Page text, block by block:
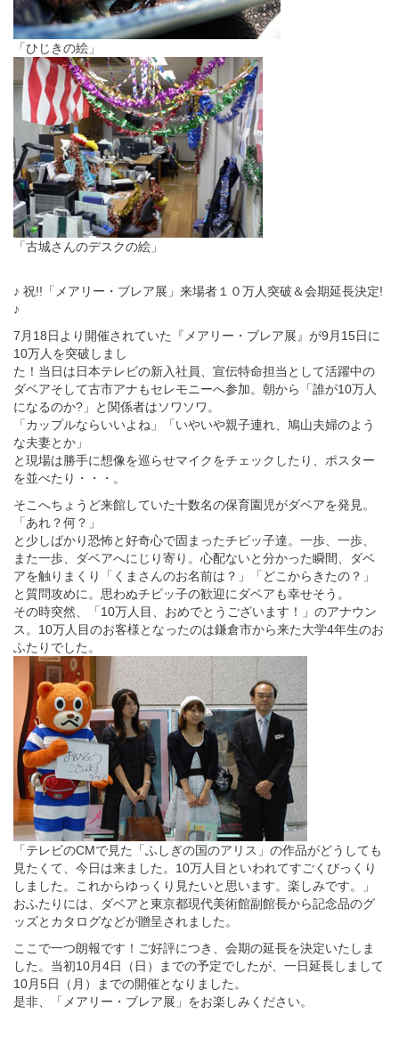
「ひじきの絵」
「古城さんのデスクの絵」
♪ 祝!!「メアリー・ブレア展」来場者１０万人突破＆会期延長決定!
♪
7月18日より開催されていた『メアリー・ブレア展』が9月15日に
10万人を突破しまし
た！当日は日本テレビの新入社員、宣伝特命担当として活躍中の
ダベアそして古市アナもセレモニーへ参加。朝から「誰が10万人
になるのか?」と関係者はソワソワ。
「カップルならいいよね」「いやいや親子連れ、鳩山夫婦のよう
な夫妻とか」
と現場は勝手に想像を巡らせマイクをチェックしたり、ポスター
を並べたり・・・。
そこへちょうど来館していた十数名の保育園児がダベアを発見。
「あれ？何？」
と少しばかり恐怖と好奇心で固まったチビッ子達。一歩、一歩、
また一歩、ダベアへにじり寄り。心配ないと分かった瞬間、ダベ
アを触りまくり「くまさんのお名前は？」「どこからきたの？」
と質問攻めに。思わぬチビッ子の歓迎にダベアも幸せそう。
その時突然、「10万人目、おめでとうございます！」のアナウン
ス。10万人目のお客様となったのは鎌倉市から来た大学4年生のお
ふたりでした。
「テレビのCMで見た「ふしぎの国のアリス」の作品がどうしても
見たくて、今日は来ました。10万人目といわれてすごくびっくり
しました。これからゆっくり見たいと思います。楽しみです。」
おふたりには、ダベアと東京都現代美術館副館長から記念品のグ
ッズとカタログなどが贈呈されました。
ここで一つ朗報です！ご好評につき、会期の延長を決定いたしま
した。当初10月4日（日）までの予定でしたが、一日延長しまして
10月5日（月）までの開催となりました。
是非、「メアリー・ブレア展」をお楽しみください。